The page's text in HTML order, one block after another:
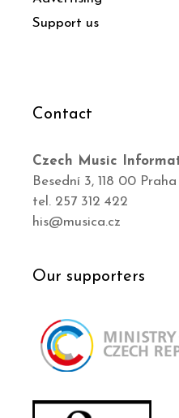
Support us
Contact
Czech Music
Besední 3, 118 00 Praha
tel. 257 312 422
his@musica.cz
Our supporters